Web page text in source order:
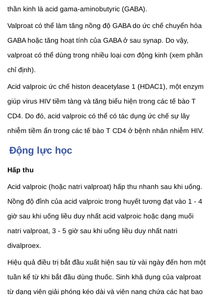
thần kinh là acid gama-aminobutyric (GABA).
Valproat có thể làm tăng nồng độ GABA do ức chế chuyển hóa
GABA hoặc tăng hoạt tính của GABA ở sau synap. Do vậy,
valproat có thể dùng trong nhiều loại cơn động kinh (xem phần
chỉ định).
Acid valproic ức chế histon deacetylase 1 (HDAC1), một enzym
giúp virus HIV tiềm tàng và tăng biểu hiện trong các tế bào T
CD4. Do đó, acid valproic có thể có tác dụng ức chế sự lây
nhiễm tiềm ẩn trong các tế bào T CD4 ở bệnh nhân nhiễm HIV.
Động lực học
Hấp thu
Acid valproic (hoặc natri valproat) hấp thu nhanh sau khi uống.
Nồng độ đỉnh của acid valproic trong huyết tương đạt vào 1 - 4
giờ sau khi uống liều duy nhất acid valproic hoặc dạng muối
natri valproat, 3 - 5 giờ sau khi uống liều duy nhất natri
divalproex.
Hiệu quả điều trị bắt đầu xuất hiện sau từ vài ngày đến hơn một
tuần kể từ khi bắt đầu dùng thuốc. Sinh khả dụng của valproat
từ dạng viên giải phóng kéo dài và viên nang chứa các hạt bao